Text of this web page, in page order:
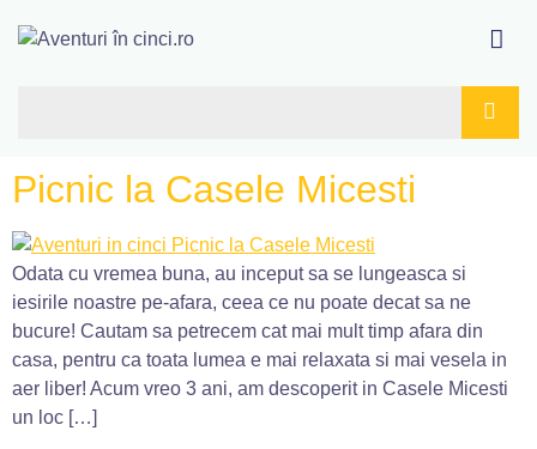
Picnic la Casele Micesti
Odata cu vremea buna, au inceput sa se lungeasca si
iesirile noastre pe-afara, ceea ce nu poate decat sa ne
bucure! Cautam sa petrecem cat mai mult timp afara din
casa, pentru ca toata lumea e mai relaxata si mai vesela in
aer liber! Acum vreo 3 ani, am descoperit in Casele Micesti
un loc […]